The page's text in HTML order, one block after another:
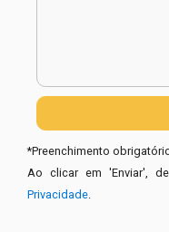
*Preenchimento
Ao clicar em 'Enviar',
Privacidade